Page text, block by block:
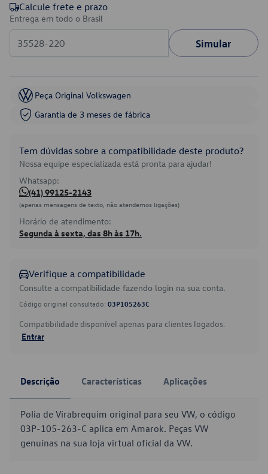
Calcule frete e prazo
Entrega em todo o Brasil
Simular
Peça Original Volkswagen
Garantia de 3 meses de fábrica
Tem dúvidas sobre a compatibilidade deste produto?
Nossa equipe especializada está pronta para ajudar!
Whatsapp:
(41) 99125-2143
(apenas mensagens de texto, não atendemos ligações)
Horário de atendimento:
Segunda à sexta, das 8h às 17h.
Verifique a compatibilidade
Consulte a compatibilidade fazendo login na sua conta.
Código original consultado: 03P105263C
Compatibilidade disponível apenas para clientes logados.
Entrar
Descrição Características Aplicações
Polia de Virabrequim original para seu VW, o código
03P-105-263-C aplica em Amarok. Peças VW
genuínas na sua loja virtual oficial da VW.